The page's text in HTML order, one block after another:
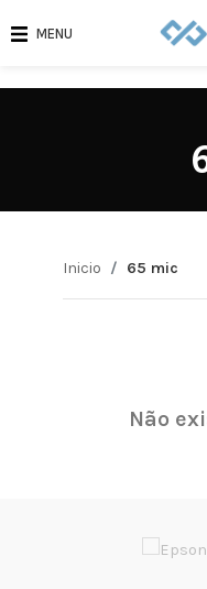
MENU
Inicio 65 mic
Não